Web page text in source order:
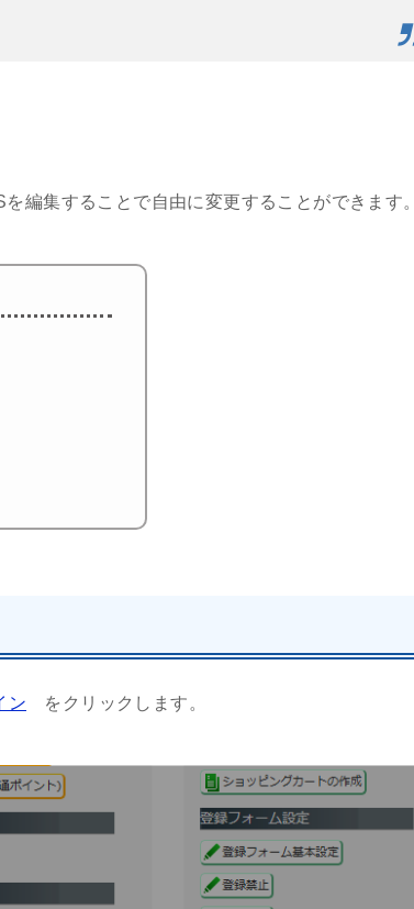
編集することで自由に変更することができます。
ン をクリックします。